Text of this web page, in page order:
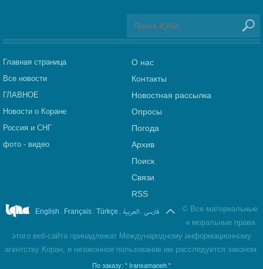
Главная страница
Все новости
ГЛАВНОЕ
Новости о Коране
Россия и СНГ
фото - видео
О нас
Контакты
Новостная рассылка
Опросы
Погода
Архив
Поиск
Связи
RSS
English . Français . Türkçe . العربیة . فارسی © Все материальные
и моральные права
этого веб-сайта принадлежат Международному информационному
агентству Коран, и незаконное пользование им расследуется законом.
По заказу: " Iransamaneh "